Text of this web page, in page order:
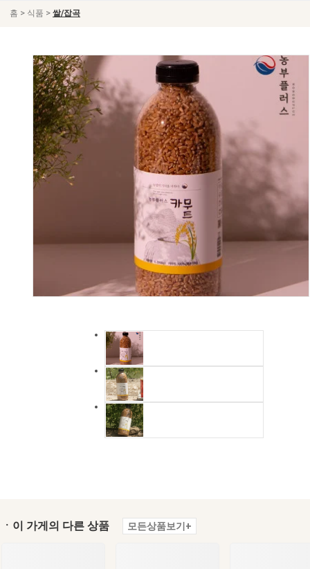
홈 > 식품 > 쌀/잡곡
ㆍ이 가게의 다른 상품 모든상품보기+